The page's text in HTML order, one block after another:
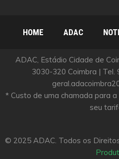
HOME ADAC
ADAC, Estádio Cidade de
3030-320 Coimbra | Tel.
* Custo de uma chamada para
seu
© 2025 ADAC. Todos os